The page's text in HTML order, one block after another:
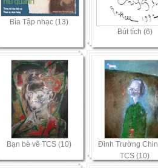
Bìa Tập nhạc (13)
Bút tích (6)
Bạn bè vẽ TCS (10)
Ðinh Trường
TCS (10)